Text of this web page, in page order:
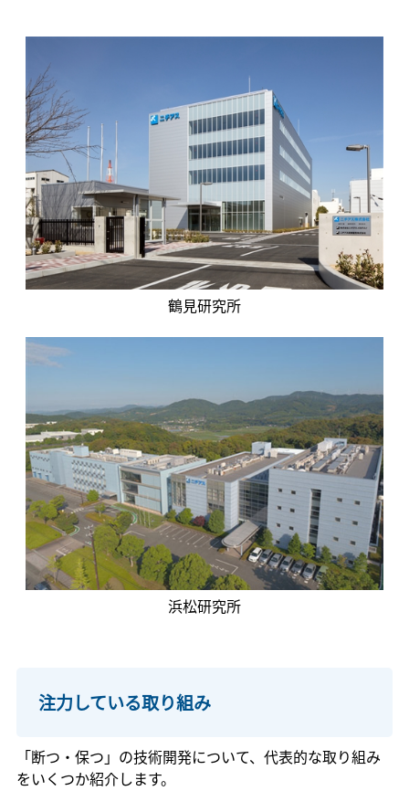
鶴見研究所
浜松研究所
注力している取り組み
「断つ・保つ」の技術開発について、代表的な取り組み
をいくつか紹介します。